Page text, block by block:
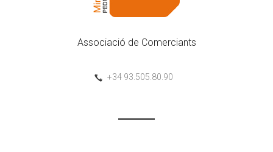
Associació de Comerciants
+34 93.505.80.90